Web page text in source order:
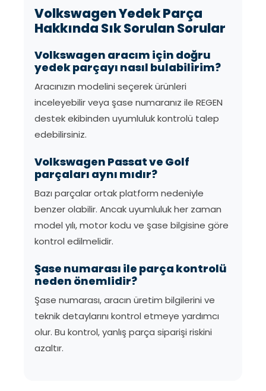
Volkswagen Yedek Parça
Hakkında Sık Sorulan Sorular
Volkswagen aracım için doğru
yedek parçayı nasıl bulabilirim?
Aracınızın modelini seçerek ürünleri
inceleyebilir veya şase numaranız ile REGEN
destek ekibinden uyumluluk kontrolü talep
edebilirsiniz.
Volkswagen Passat ve Golf
parçaları aynı mıdır?
Bazı parçalar ortak platform nedeniyle
benzer olabilir. Ancak uyumluluk her zaman
model yılı, motor kodu ve şase bilgisine göre
kontrol edilmelidir.
Şase numarası ile parça kontrolü
neden önemlidir?
Şase numarası, aracın üretim bilgilerini ve
teknik detaylarını kontrol etmeye yardımcı
olur. Bu kontrol, yanlış parça siparişi riskini
azaltır.